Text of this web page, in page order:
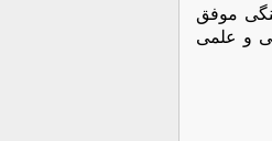
موفق
و علمی